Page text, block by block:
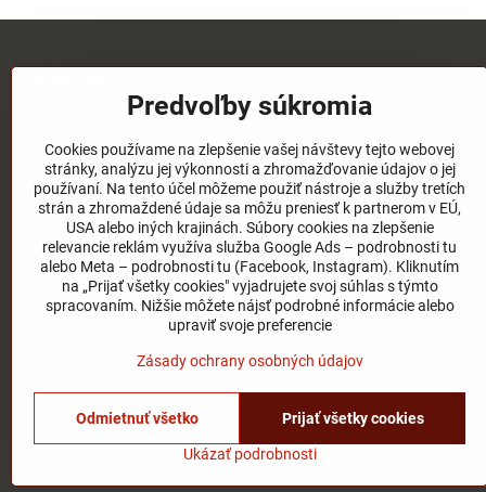
tel:03/4651 73 77
email:
elpos@elpos.sk
Adresa:
Štefánikova 1470/50c
90501 Senica
Otváracie hodiny:
8:00 - 17:00 pondelok - piatok
Nedeľa - zatvorené
©2026
Predvoľby súkromia
Cookies používame na zlepšenie vašej návštevy tejto webovej
stránky, analýzu jej výkonnosti a zhromažďovanie údajov o jej
používaní. Na tento účel môžeme použiť nástroje a služby tretích
strán a zhromaždené údaje sa môžu preniesť k partnerom v EÚ,
USA alebo iných krajinách. Súbory cookies na zlepšenie
relevancie reklám využíva služba Google Ads – podrobnosti tu
alebo Meta – podrobnosti tu (Facebook, Instagram). Kliknutím
na „Prijať všetky cookies" vyjadrujete svoj súhlas s týmto
spracovaním. Nižšie môžete nájsť podrobné informácie alebo
upraviť svoje preferencie
Zásady ochrany osobných údajov
Ukázať podrobnosti
Prijať všetky cookies
Odmietnuť všetko